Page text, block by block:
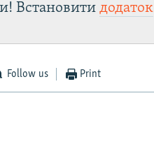
Встановитидодаток
Follow us Print